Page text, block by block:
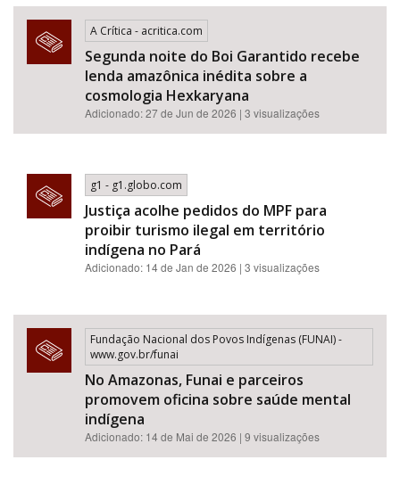
Tema
Área Protegida
BUSCAR
A Crítica - acritica.com
Segunda noite do Boi Garantido recebe
lenda amazônica inédita sobre a
cosmologia Hexkaryana
Adicionado: 27 de Jun de 2026 | 3 visualizações
g1 - g1.globo.com
Justiça acolhe pedidos do MPF para
proibir turismo ilegal em território
indígena no Pará
Adicionado: 14 de Jan de 2026 | 3 visualizações
Fundação Nacional dos Povos Indígenas (FUNAI) -
www.gov.br/funai
No Amazonas, Funai e parceiros
promovem oficina sobre saúde mental
indígena
Adicionado: 14 de Mai de 2026 | 9 visualizações